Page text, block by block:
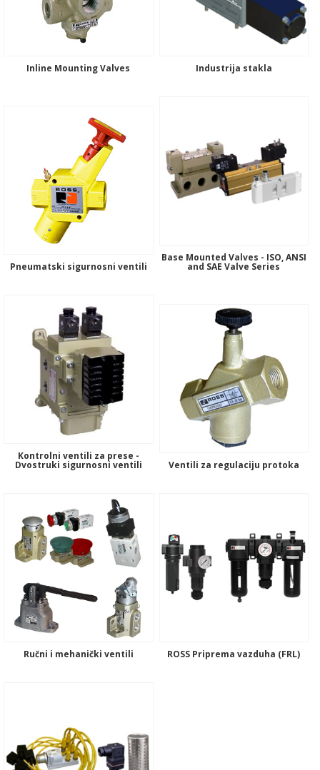
Inline Mounting Valves Industrija stakla
Pneumatski sigurnosni ventili
Base Mounted Valves - ISO, ANSI
and SAE Valve Series
Kontrolni ventili za prese -
Dvostruki sigurnosni ventili Ventili za regulaciju protoka
Ručni i mehanički ventili ROSS Priprema vazduha (FRL)